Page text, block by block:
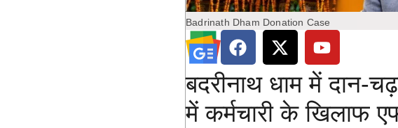
Badrinath Dham Donation Case
बदरीनाथ धाम में दान-
में कर्मचारी के खिलाफ